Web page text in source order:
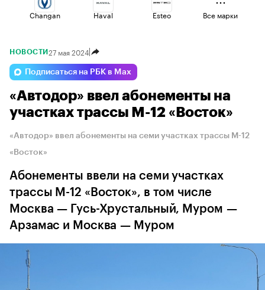
Changan Haval Esteo
Volga Geely
Lada Voyah Omoda
Все марки
НОВОСТИ 27 мая 2024
Подписаться на РБК в Max
«Автодор» ввел абонементы на
участках трассы М-12 «Восток»
«Автодор» ввел абонементы на семи участках трассы М-12
«Восток»
Абонементы ввели на семи участках
трассы М-12 «Восток», в том числе
Москва — Гусь-Хрустальный, Муром —
Арзамас и Москва — Муром